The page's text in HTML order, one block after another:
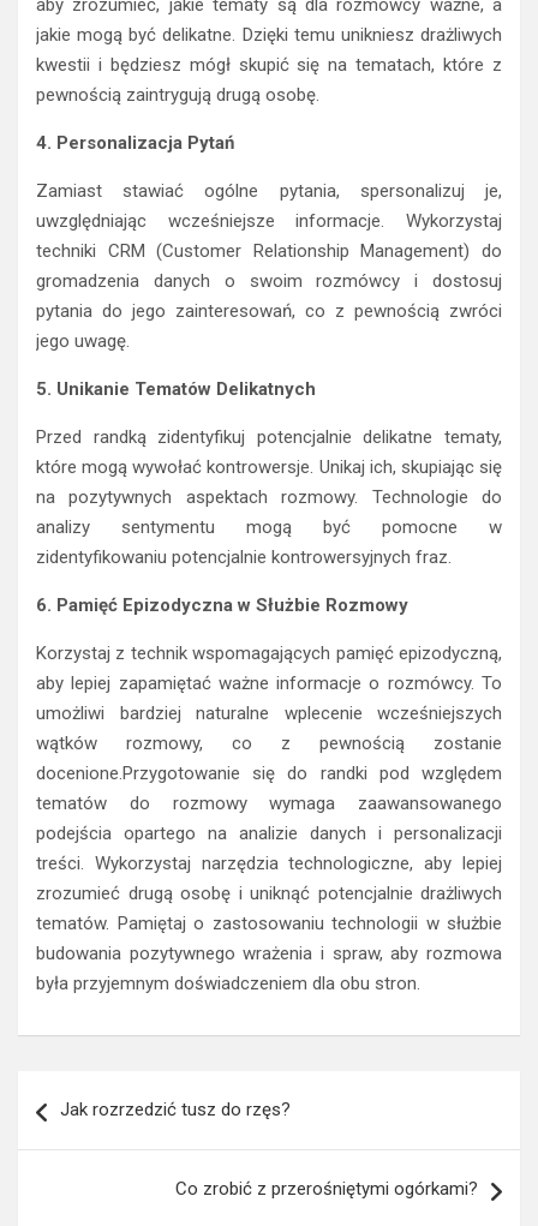
aby zrozumieć, jakie tematy są dla rozmówcy ważne, a
jakie mogą być delikatne. Dzięki temu unikniesz drażliwych
kwestii i będziesz mógł skupić się na tematach, które z
pewnością zaintrygują drugą osobę.
4. Personalizacja Pytań
Zamiast stawiać ogólne pytania, spersonalizuj je,
uwzględniając wcześniejsze informacje. Wykorzystaj
techniki CRM (Customer Relationship Management) do
gromadzenia danych o swoim rozmówcy i dostosuj
pytania do jego zainteresowań, co z pewnością zwróci
jego uwagę.
5. Unikanie Tematów Delikatnych
Przed randką zidentyfikuj potencjalnie delikatne tematy,
które mogą wywołać kontrowersje. Unikaj ich, skupiając się
na pozytywnych aspektach rozmowy. Technologie do
analizy sentymentu mogą być pomocne w
zidentyfikowaniu potencjalnie kontrowersyjnych fraz.
6. Pamięć Epizodyczna w Służbie Rozmowy
Korzystaj z technik wspomagających pamięć epizodyczną,
aby lepiej zapamiętać ważne informacje o rozmówcy. To
umożliwi bardziej naturalne wplecenie wcześniejszych
wątków rozmowy, co z pewnością zostanie
docenione.Przygotowanie się do randki pod względem
tematów do rozmowy wymaga zaawansowanego
podejścia opartego na analizie danych i personalizacji
treści. Wykorzystaj narzędzia technologiczne, aby lepiej
zrozumieć drugą osobę i uniknąć potencjalnie drażliwych
tematów. Pamiętaj o zastosowaniu technologii w służbie
budowania pozytywnego wrażenia i spraw, aby rozmowa
była przyjemnym doświadczeniem dla obu stron.
wpisu
Jak rozrzedzić tusz do rzęs?
Co zrobić z przerośniętymi ogórkami?